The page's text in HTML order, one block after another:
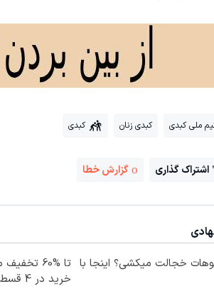
ملی کبدی کبدی زنان کبدی
اشتراک گذاری گزارش خطا
خجالت میکشی؟ اینجا با
تا %60
خرید در 4 قسط